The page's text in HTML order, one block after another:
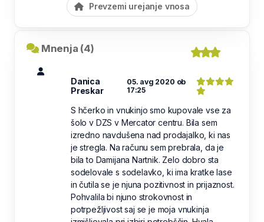
Prevzemi urejanje vnosa
Mnenja (4)
Danica
Preskar
05. avg 2020 ob
17:25
S hčerko in vnukinjo smo kupovale vse za
šolo v DZS v Mercator centru. Bila sem
izredno navdušena nad prodajalko, ki nas
je stregla. Na računu sem prebrala, da je
bila to Damijana Nartnik. Zelo dobro sta
sodelovale s sodelavko, ki ima kratke lase
in čutila se je njuna pozitivnost in prijaznost.
Pohvalila bi njuno strokovnost in
potrpežljivost saj se je moja vnukinja